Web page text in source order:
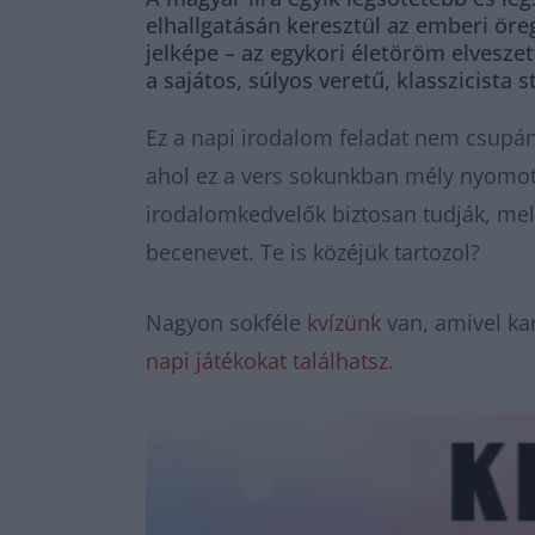
elhallgatásán keresztül az emberi
jelképe – az egykori életöröm
a sajátos, súlyos veretű, klasszicista
Ez a napi irodalom feladat nem
ahol ez a vers sokunkban mély
irodalomkedvelők biztosan tudják,
becenevet. Te is közéjük tartozol?
Nagyon sokféle kvízünk van, amivel
napi játékokat találhatsz.